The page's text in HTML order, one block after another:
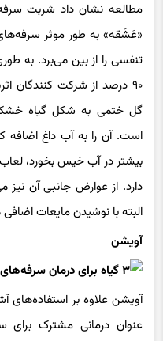
مطالعه نشان داد شربت
«عَشَقه» به طور موثر
۹۰ درصد از شرکت کنندگان
گل ختمی به شکل گیاه
است. آن را به آب داغ اضافه
بیشتر در آب خیس بخورد،
دارد. از عوارض جانبی آن نیز
البته با نوشیدن مایعات اضافی
آویشن
آویشن علاوه بر استفاده‌های
عنوان درمانی مشترک برای